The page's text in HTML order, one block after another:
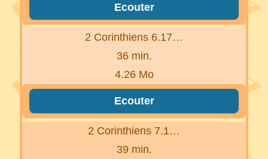
Ecouter
2 Corinthiens 6.17…
36 min.
4.26 Mo
Ecouter
2 Corinthiens 7.1…
39 min.